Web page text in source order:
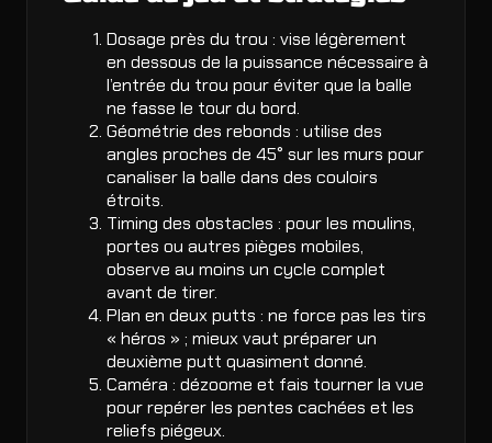
Dosage près du trou : vise légèrement
en dessous de la puissance nécessaire à
l’entrée du trou pour éviter que la balle
ne fasse le tour du bord.
Géométrie des rebonds : utilise des
angles proches de 45° sur les murs pour
canaliser la balle dans des couloirs
étroits.
Timing des obstacles : pour les moulins,
portes ou autres pièges mobiles,
observe au moins un cycle complet
avant de tirer.
Plan en deux putts : ne force pas les tirs
« héros » ; mieux vaut préparer un
deuxième putt quasiment donné.
Caméra : dézoome et fais tourner la vue
pour repérer les pentes cachées et les
reliefs piégeux.